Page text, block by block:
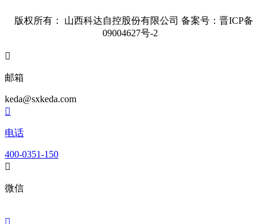
版权所有： 山西科达自控股份有限公司 备案号：晋ICP备
09004627号-2

邮箱
keda@sxkeda.com

电话
400-0351-150

微信
